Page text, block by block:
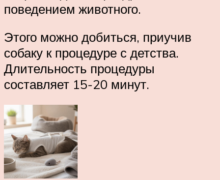
поведением животного.
Этого можно добиться, приучив
собаку к процедуре с детства.
Длительность процедуры
составляет 15-20 минут.